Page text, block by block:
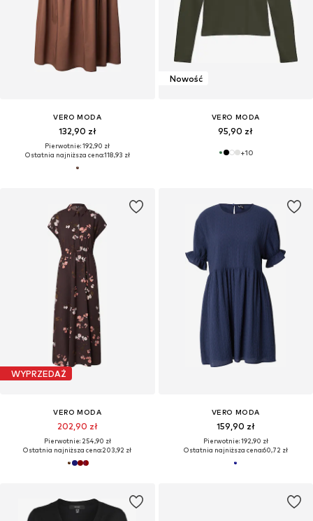
VERO MODA
132,90 zł
Pierwotnie: 192,90 zł
Ostatnia najniższa cena:118,93 zł
Nowość
VERO MODA
95,90 zł
+10
WYPRZEDAŻ
VERO MODA
202,90 zł
Pierwotnie: 254,90 zł
Ostatnia najniższa cena:203,92 zł
VERO MODA
159,90 zł
Pierwotnie: 192,90 zł
Ostatnia najniższa cena:60,72 zł